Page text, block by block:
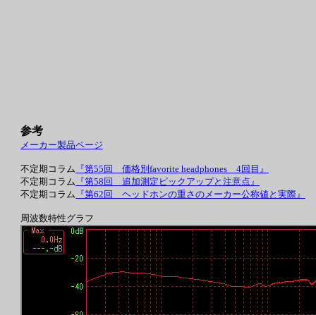
参考
メーカー製品ページ
不定期コラム 『第55回 価格別favorite headphones 4回目』
不定期コラム 『第58回 追加測定ピックアップと注意点』
不定期コラム 『第62回 ヘッドホンの重さのメーカー公称値と実際』
周波数特性グラフ